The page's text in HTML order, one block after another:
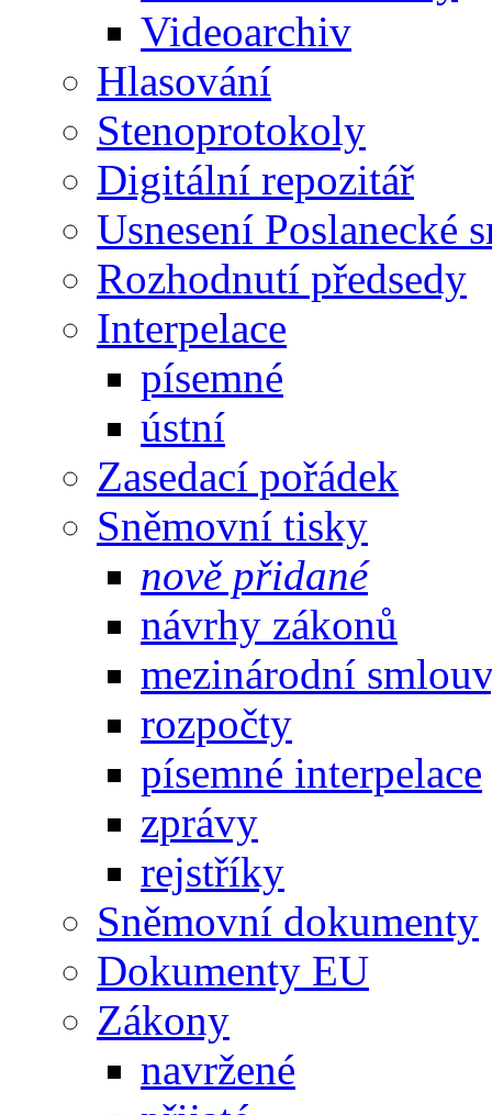
Videoarchiv
Hlasování
Stenoprotokoly
Digitální repozitář
Usnesení Poslanecké
Rozhodnutí předsedy
Interpelace
písemné
ústní
Zasedací pořádek
Sněmovní tisky
nově přidané
návrhy zákonů
mezinárodní
rozpočty
písemné interpelace
zprávy
rejstříky
Sněmovní dokumenty
Dokumenty EU
Zákony
navržené